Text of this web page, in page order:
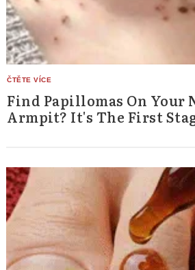
Find Papillomas On Your
Armpit? It's The First